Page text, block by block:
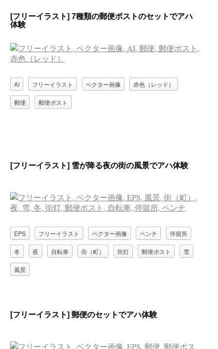
[フリーイラスト] 7種類の郵便ポストのセットでアハ
体験
AI フリーイラスト ベクター画像 赤色（レッド）
郵便 郵便ポスト
[フリーイラスト] 雪が降る夜の街の風景でアハ体験
EPS フリーイラスト ベクター画像 ベンチ 停留所
冬 夜 自転車 街（町） 街灯 郵便ポスト 雪
風景
[フリーイラスト] 郵便のセットでアハ体験